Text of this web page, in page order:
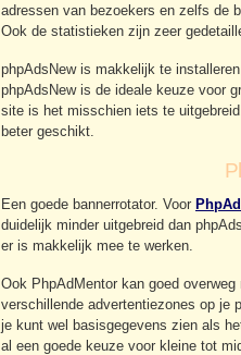
adressen van bezoekers en zelfs de
Ook de statistieken zijn zeer
phpAdsNew is makkelijk te
phpAdsNew is de ideale keuze voor
site is het misschien iets te
beter geschikt.
Een goede bannerrotator. Voor
duidelijk minder uitgebreid dan
er is makkelijk mee te werken.
Ook PhpAdMentor kan goed
verschillende advertentiezones op je
je kunt wel basisgegevens zien als
al een goede keuze voor kleine tot